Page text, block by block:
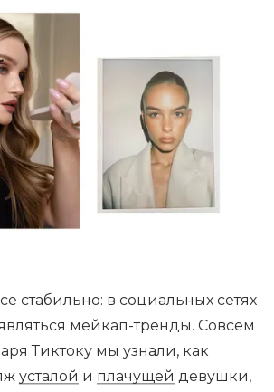
стабильно: в социальных сетях
мейкап-тренды. Совсем
Тиктоку мы узнали, как
усталой и плачущей девушки,